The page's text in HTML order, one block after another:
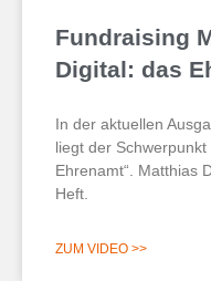
Fundraising
Digital: das
In der aktuellen
liegt der
Ehrenamt“. Matthias
Heft.
ZUM VIDEO >>